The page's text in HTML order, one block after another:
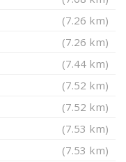
(7.26 km)
(7.26 km)
(7.44 km)
(7.52 km)
(7.52 km)
(7.53 km)
(7.53 km)